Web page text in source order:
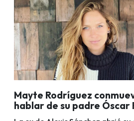
Mayte Rodríguez
hablar de su padre Óscar